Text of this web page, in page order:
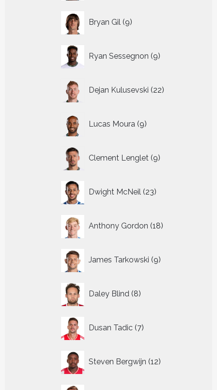
Bryan Gil 9
producten
Ryan Sessegnon 9
producten
Dejan Kulusevski 22
producten
Lucas Moura 9
producten
Clement Lenglet 9
producten
Dwight McNeil 23
producten
Anthony Gordon 18
producten
James Tarkowski 9
producten
Daley Blind 8
producten
Dusan Tadic 7
producten
Steven Bergwijn 12
producten